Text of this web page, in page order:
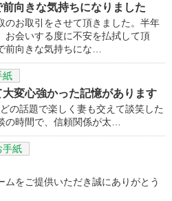
向きな気持ちになりました
のお取引をさせて頂きました。半年
お会いする度に不安を払拭して頂
前向きな気持ちにな…
紙
変心強かった記憶があります
の話題で楽しく妻も交えて談笑した
の時間で、信頼関係が太…
手紙
ムをご提供いただき誠にありがとう